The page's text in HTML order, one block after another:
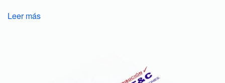
Leer más